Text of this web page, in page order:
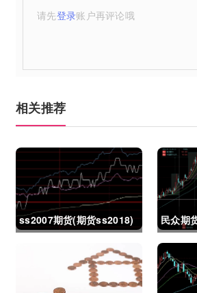
请先登录账户再评论哦
相关推荐
ss2007期货(期货ss2018)
民众期
么了)